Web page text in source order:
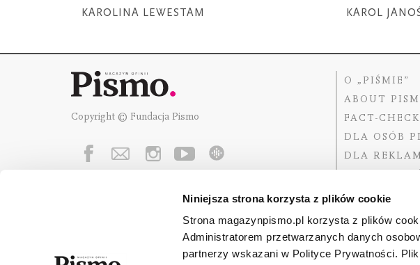
Niniejsza strona korzysta z plików cookie
Strona magazynpismo.pl korzysta z plików
Administratorem przetwarzanych danych
partnerzy wskazani w Polityce Prywatności.
KAROLINA LEWESTAM KAROL
Copyright © Fundacja Pismo
O „PIŚMIE”
ABOUT
FACT-
DLA OSÓB
DLA
Fundację Pismowspierają: